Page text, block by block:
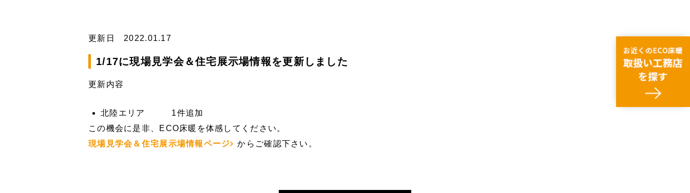
更新日 2022.01.17
1/17に現場見学会＆住宅展示場情報を更新しました
更新内容
北陸エリア 1件追加
この機会に是非、ECO床暖を体感してください。
現場見学会＆住宅展示場情報ページ
からご確認下さい。